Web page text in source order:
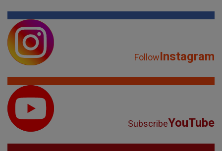
FollowInstagram
SubscribeYouTube